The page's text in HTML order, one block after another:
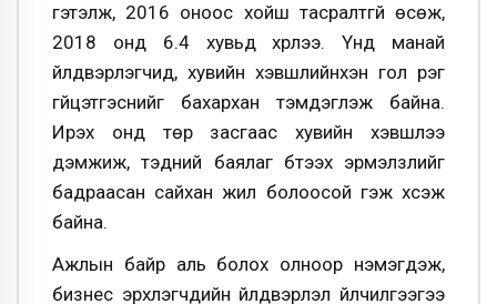
гэтэлж, 2016 оноос хойш тасралтгүй өсөж,
2018 онд 6.4 хувьд хүрлээ. Үүнд манай
үйлдвэрлэгчид, хувийн хэвшлийнхэн гол үүрэг
гүйцэтгэснийг бахархан тэмдэглэж байна.
Ирэх онд төр засгаас хувийн хэвшлээ
дэмжиж, тэдний баялаг бүтээх эрмэлзлийг
бадраасан сайхан жил болоосой гэж хүсэж
байна.
Ажлын байр аль болох олноор нэмэгдэж,
бизнес эрхлэгчдийн үйлдвэрлэл үйлчилгээгээ